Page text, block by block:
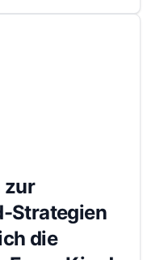
zur
Strategien
die